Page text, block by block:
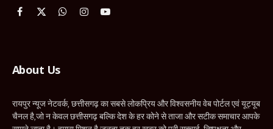
Facebook
X
WhatsApp
InstagramYouTube
About Us
रायपुर न्यूज नेटवर्क, छत्तीसगढ़ का सबसे लोकप्रिय और विश्वसनीय वेब पोर्टल एवं यूट्यूब
चैनल है,जो न केवल छत्तीसगढ़ बल्कि देश के हर कोने से ताजा और सटीक समाचार आपके